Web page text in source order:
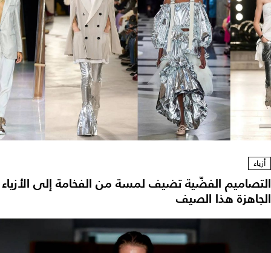
أزياء
الفضّية تضيف لمسة من الفخامة إلى الأزياء
هذا الصيف